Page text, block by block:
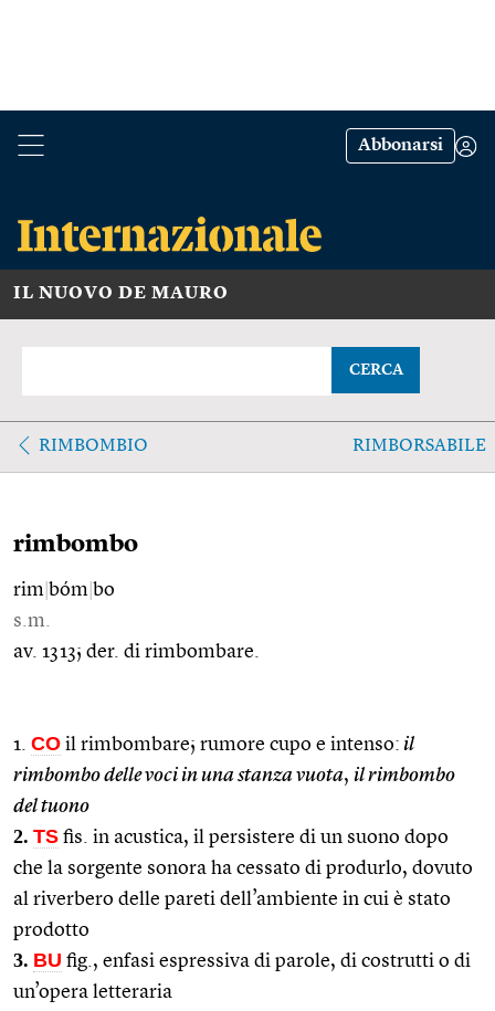
Abbonarsi
IL NUOVO DE MAURO
CERCA
RIMBOMBIO RIMBORSABILE
rimbombo
rim bóm bo
s.m.
av. 1313; der. di rimbombare.
1. CO il rimbombare; rumore cupo e intenso: il
rimbombo delle voci in una stanza vuota, il rimbombo
del tuono
2. TS fis. in acustica, il persistere di un suono dopo
che la sorgente sonora ha cessato di produrlo, dovuto
al riverbero delle pareti dell’ambiente in cui è stato
prodotto
3. BU fig., enfasi espressiva di parole, di costrutti o di
un’opera letteraria